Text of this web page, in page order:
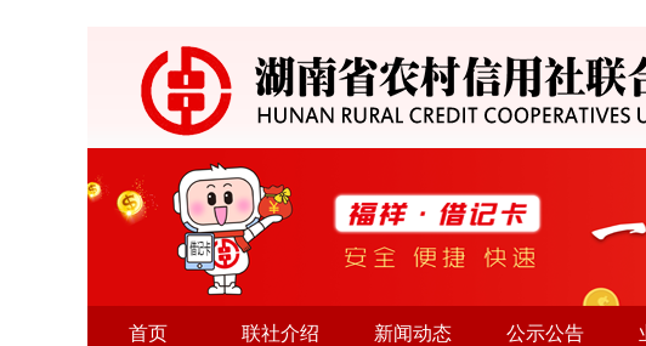
首页 联社介绍 新闻动态 公示公告